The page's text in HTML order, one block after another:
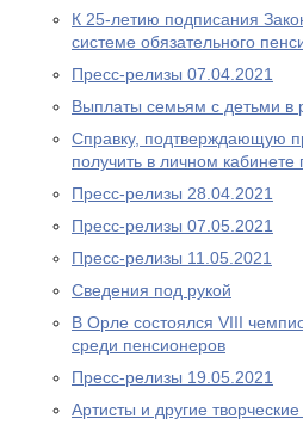
К 25-летию подписания
системе обязательного
Пресс-релизы 07.04.2021
Выплаты семьям с детьми в
Справку, подтверждающую
получить в личном
Пресс-релизы 28.04.2021
Пресс-релизы 07.05.2021
Пресс-релизы 11.05.2021
Сведения под рукой
В Орле состоялся VIII
среди пенсионеров
Пресс-релизы 19.05.2021
Артисты и другие